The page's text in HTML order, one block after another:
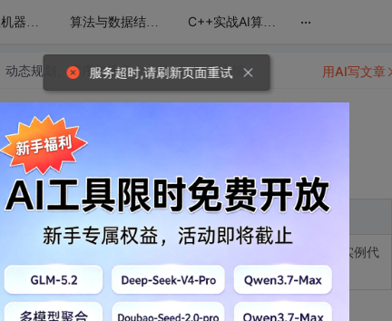
RPA流程机器人编程(纯干货无废话) 算法与数据结构精讲：回溯、动态规划、排序与搜索全攻略 C++实战AI算法：从基础到自动微分与矩阵封装 ...
态规划、排序与搜索全攻略 帖子详情
你将学习这两种算法在解决组合优化问题中的应用，并通过实例代
用AI写文章
服务超时,请刷新页面重试